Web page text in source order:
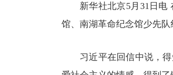
新华社北京5月31日电
馆、南湖革命纪念馆少先
习近平在回信中说，